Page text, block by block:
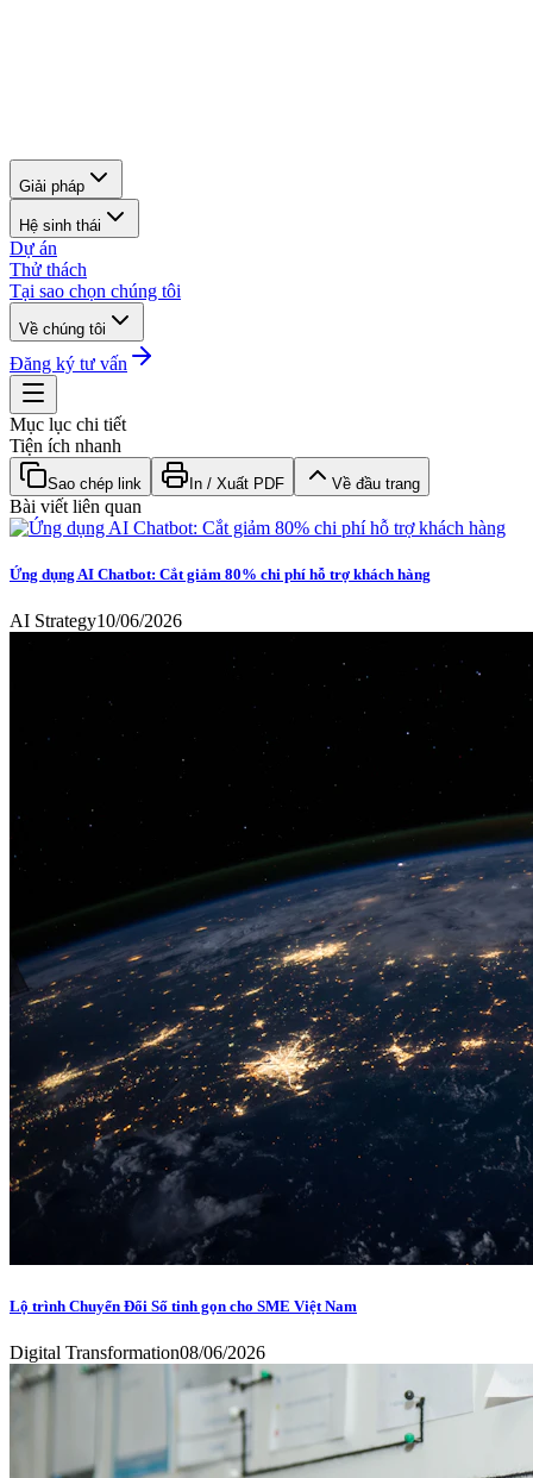
Giải pháp
Hệ sinh thái
Dự án
Thử thách
Tại sao chọn chúng tôi
Về chúng tôi
Đăng ký tư vấn
Mục lục chi tiết
Tiện ích nhanh
Sao chép link In / Xuất PDF Về đầu trang
Bài viết liên quan
Ứng dụng AI Chatbot: Cắt giảm 80% chi phí hỗ trợ khách hàng
AI Strategy10/06/2026
Lộ trình Chuyển Đổi Số tinh gọn cho SME Việt Nam
Digital Transformation08/06/2026